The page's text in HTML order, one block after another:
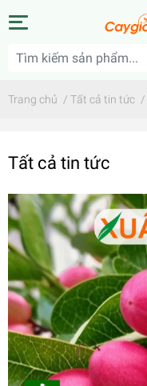
Trang chủ / Tất cả tin tức /
Tất cả tin tức